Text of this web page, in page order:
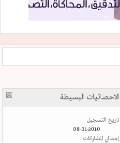
الاحصائيات البسيطة
تاريخ التسجيل
08-31-2010
إجمالي المشاركات